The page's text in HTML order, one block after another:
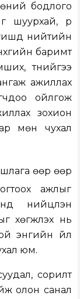
бодлого
шуурхай, үр
нийтийн
баримт
түүнийгээ
ажиллах
ойлгож
зохион
мөн чухал
өөр өөр
ажлыг
нийцүүлэн
нь
энгийн үйл
юм.
сорилт
олон санал